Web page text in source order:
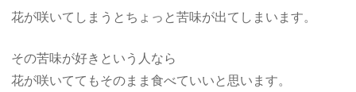
花が咲いてしまうとちょっと苦味が出てしまいます。
その苦味が好きという人なら
花が咲いててもそのまま食べていいと思います。